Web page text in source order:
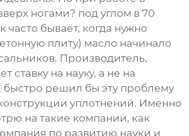
ногами? под углом в 70
часто бывает, когда нужно
плиту) масло начинало
Производитель,
ставку на науку, а не на
быстро решил бы эту проблему
уплотнений. Именно
на такие компании, как
по развитию науки и